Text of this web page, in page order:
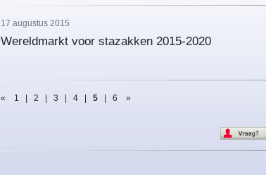
17 augustus 2015
Wereldmarkt voor stazakken 2015-2020
« 1 2 3 4 5 6 »